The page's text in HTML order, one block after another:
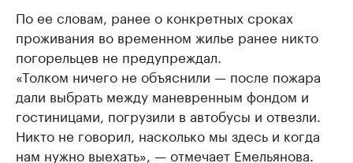
По ее словам, ранее о конкретных сроках
проживания во временном жилье ранее никто
погорельцев не предупреждал.
«Толком ничего не объяснили — после пожара
дали выбрать между маневренным фондом и
гостиницами, погрузили в автобусы и отвезли.
Никто не говорил, насколько мы здесь и когда
нам нужно выехать», — отмечает Емельянова.